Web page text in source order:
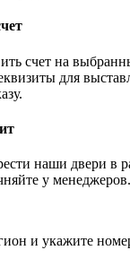
счет на
для
наши двери в
у менеджеров.
и укажите